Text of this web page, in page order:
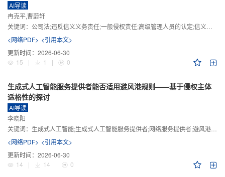
AI导读
冉克平,曹蔚轩
关键词： 公司法;违反信义义务责任;一般侵权责任;高级管理人员的认定;信义义务
<网络PDF> <引用本文>
更新时间： 2026-06-30
15
| 1 | 0
生成式人工智能服务提供者能否适用避风港规则——基于侵权主体
适格性的探讨
AI导读
李晓阳
关键词： 生成式人工智能;生成式人工智能服务提供者;网络服务提供者;避风港规则;版权责任
<网络PDF> <引用本文>
更新时间： 2026-06-30
14
| 14 | 0